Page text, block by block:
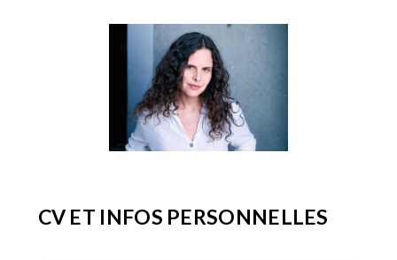
CV ET INFOS PERSONNELLES